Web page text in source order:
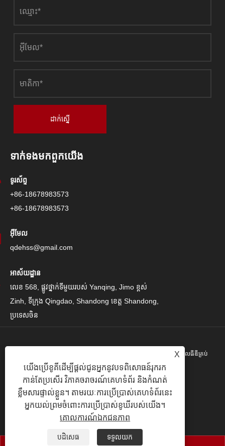
ដាក់ស្នើ
ទាក់ទង​មក​ពួក​យើង
ទូរស័ព្ទ
+86-18678983573
+86-18678983573
អ៊ីមែល
qdehss@gmail.com
អាស័យដ្ឋាន
លេខ 568, ផ្លូវថ្នាក់ទីមួយរបស់ Yanqing, Jimo ខ្ពស់
Zinh, ទីក្រុង Qingdao, Shandong ខេត្ត Shandong,
ប្រទេសចិន
រក្សាសិទ្ធិ© 2024 Qingdao Eihe Steel Steel Gropspors គ្រុបគ្រុបខូអិលធីឌីគ្រប់
បែបយ៉ាង។
Links | Sitemap | RSS | XML | គោលការណ៍ឯកជនភាព
X
យើងប្រើខូគីដើម្បីផ្តល់ជូនអ្នកនូវបទពិសោធន៍រុករក
កាន់តែប្រសើរ វិភាគចរាចរណ៍គេហទំព័រ និងកំណត់
ខ្លឹមសារផ្ទាល់ខ្លួន។ តាមរយៈការប្រើប្រាស់គេហទំព័រនេះ
អ្នកយល់ព្រមចំពោះការប្រើប្រាស់ខូឃីរបស់យើង។
គោលការណ៍ឯកជនភាព
បដិសេធ ទទួលយក